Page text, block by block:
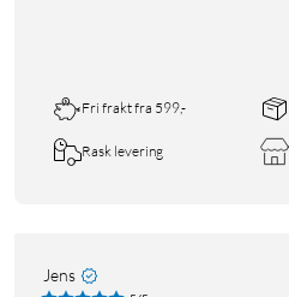
Fri frakt fra 599,-
Rask levering
Jens